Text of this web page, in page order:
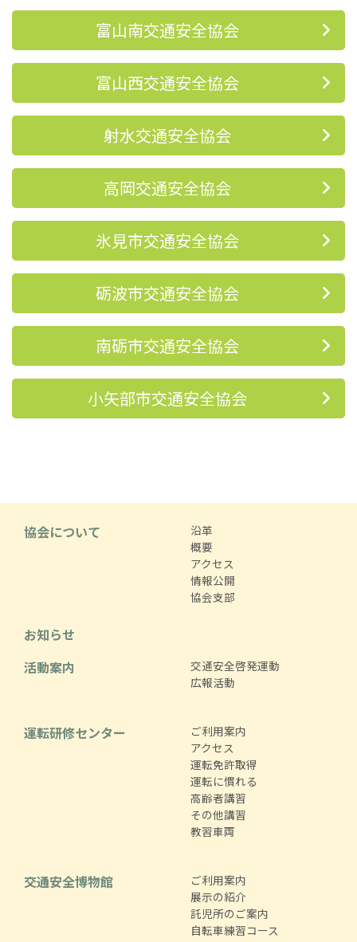
富山南交通安全協会
富山西交通安全協会
射水交通安全協会
高岡交通安全協会
氷見市交通安全協会
砺波市交通安全協会
南砺市交通安全協会
小矢部市交通安全協会
協会について
沿革
概要
アクセス
情報公開
協会支部
お知らせ
活動案内
交通安全啓発運動
広報活動
運転研修センター
ご利用案内
アクセス
運転免許取得
運転に慣れる
高齢者講習
その他講習
教習車両
交通安全博物館
ご利用案内
展示の紹介
託児所のご案内
自転車練習コース